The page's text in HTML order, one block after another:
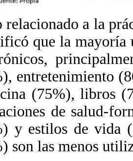
relacionado a la
que la mayoría
entretenimiento
(75%), libros
de salud-
y estilos de vida
son las menos